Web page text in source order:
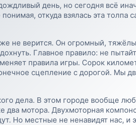
день, но сегодня всё
откуда взялась эта толпа
не верится. Он огромный,
Главное правило: не
правила игры. Сорок
сцепление с дорогой. Мы
дела. В этом городе вообще
мотора. Двухмоторная
Но местные не ненавидят нас, и